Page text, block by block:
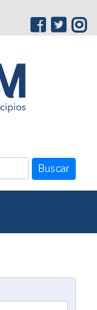
Buscar